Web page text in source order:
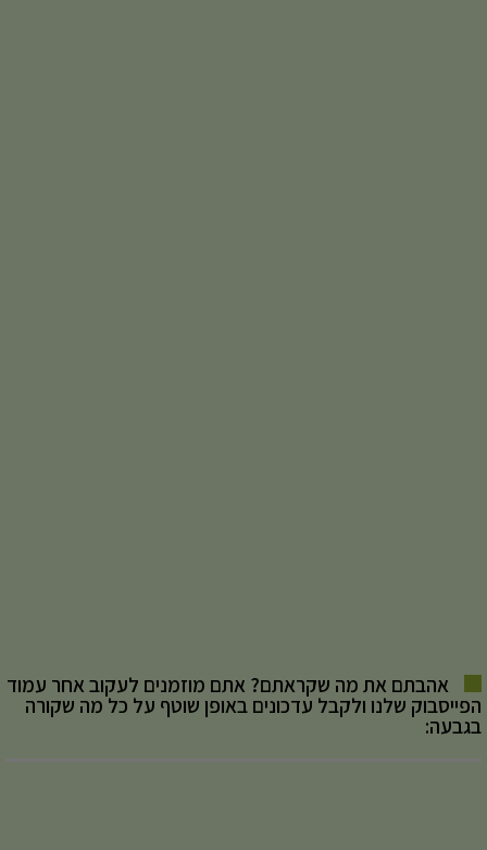
אהבתם את מה שקראתם? אתם מוזמנים לעקוב אחר עמוד
הפייסבוק שלנו ולקבל עדכונים באופן שוטף על כל מה שקורה
בגבעה: